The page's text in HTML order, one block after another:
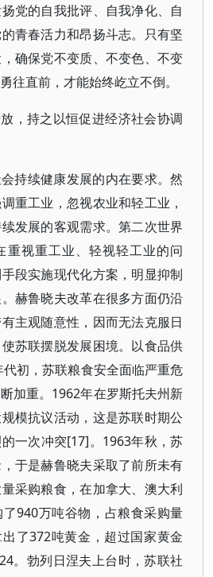
党的自我批评、自我净化、自
青春活力和昂扬斗志。只有坚
确保党不变质、不变色、不变
往直前，才能始终屹立不倒。
，持之以恒促进经济社会协调
持续健康发展的内在要求。然
重工业，忽视农业和轻工业，
发展的客观需求。第二次世界
重视重工业、轻视轻工业的问
段实施现代化方案，明显抑制
赫鲁晓夫改革在很多方面仍沿
主观随意性，因而无法克服日
苏联摆脱发展困境。以食品供
初，苏联粮食安全面临严重危
加重。1962年在罗斯托夫州新
模抗议活动，这是苏联时期公
一次冲突[17]。1963年秋，苏
于是赫鲁晓夫采取了前所未有
采购粮食，在加拿大、澳大利
940万吨谷物，占粮食采购量
了372吨黄金，超过国家黄金
。勃列日涅夫上台时，苏联社